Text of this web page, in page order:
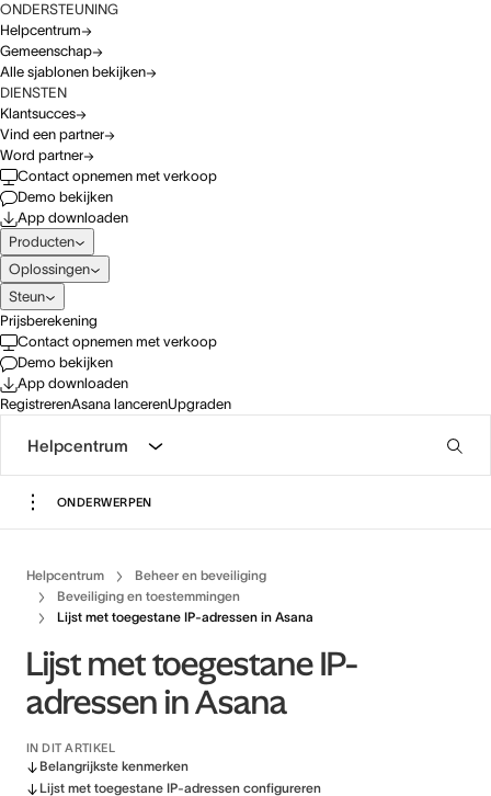
ONDERSTEUNING
Helpcentrum
Gemeenschap
Alle sjablonen bekijken
DIENSTEN
Klantsucces
Vind een partner
Word partner
Contact opnemen met verkoop
Demo bekijken
App downloaden
Producten
Oplossingen
Steun
Prijsberekening
Contact opnemen met verkoop
Demo bekijken
App downloaden
RegistrerenAsana lancerenUpgraden
Helpcentrum
ONDERWERPEN
Helpcentrum
Beheer en beveiliging
Beveiliging en toestemmingen
Lijst met toegestane IP-adressen in Asana
Lijst met toegestane IP-
adressen in Asana
IN DIT ARTIKEL
Belangrijkste kenmerken
Lijst met toegestane IP-adressen configureren